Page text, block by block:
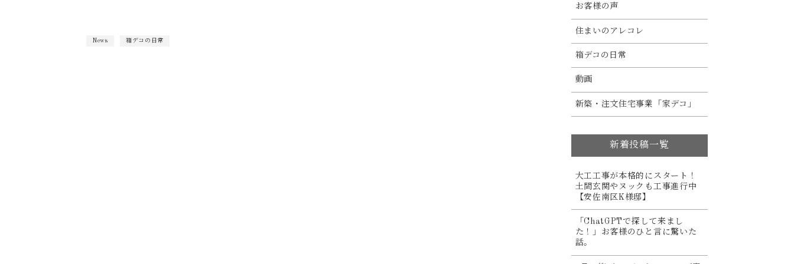
News 箱デコの日常
お客様の声
住まいのアレコレ
箱デコの日常
動画
新築・注文住宅事業「家デコ」
新着投稿一覧
大工工事が本格的にスタート！
土間玄関やヌックも工事進行中
【安佐南区K様邸】
「ChatGPTで探して来まし
た！」お客様のひと言に驚いた
話。